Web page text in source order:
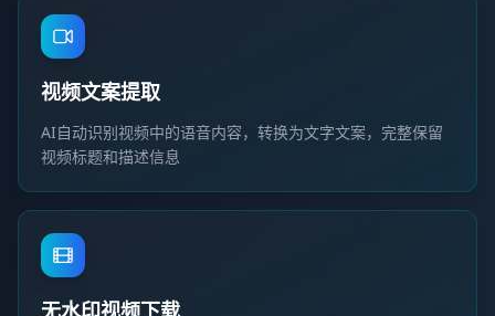
视频文案提取
AI自动识别视频中的语音内容，转换为文字文案，完整保留
视频标题和描述信息
无水印视频下载